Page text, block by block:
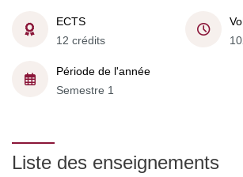
ECTS
12 crédits
Période de l'année
Semestre 1
Liste des enseignements